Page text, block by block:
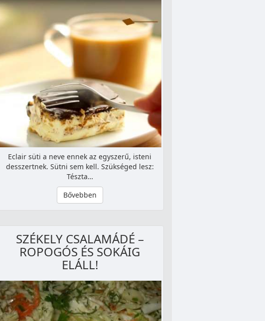
Eclair süti a neve ennek az egyszerű, isteni
desszertnek. Sütni sem kell. Szükséged lesz:
Tészta…
Bővebben
SZÉKELY CSALAMÁDÉ –
ROPOGÓS ÉS SOKÁIG
ELÁLL!